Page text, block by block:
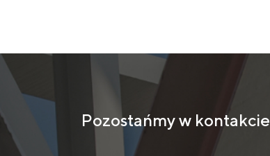
Pozostańmy w kontakcie